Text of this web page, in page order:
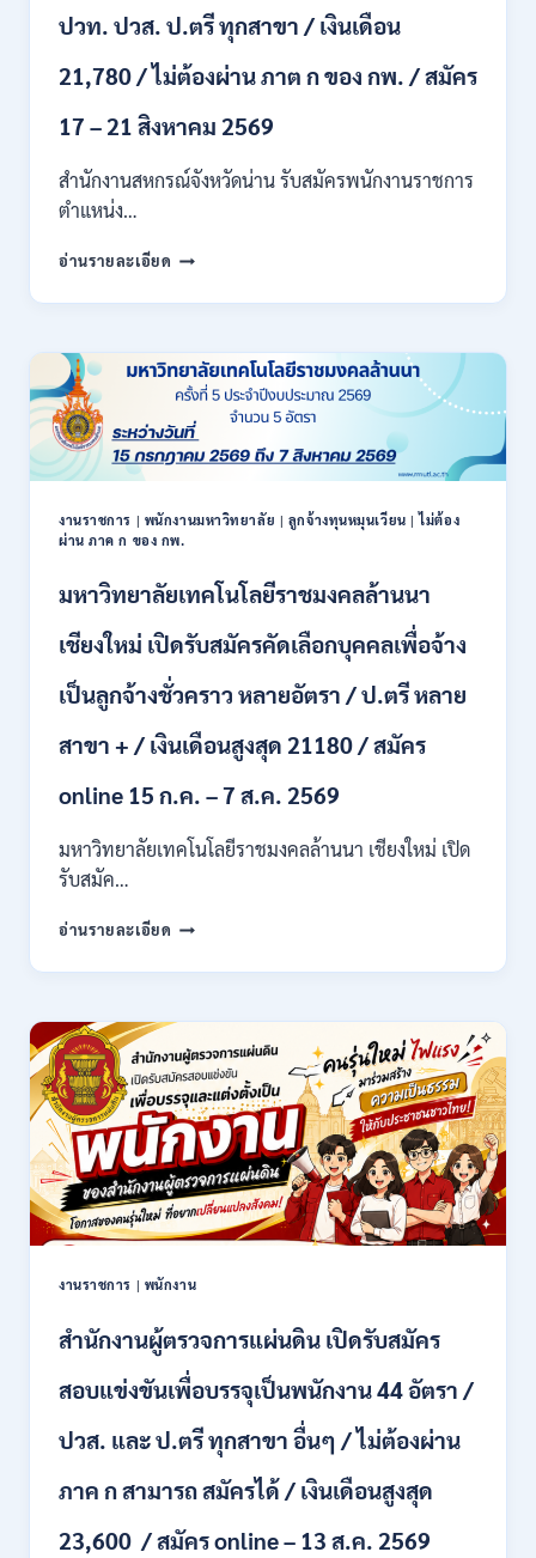
17700
–
71500
/
ต้อง
ภาค
กพ.
สมัคร
17
–
28
สิงหาคม
2569
ปวท. ปวส. ป.ตรี ทุกสาขา / เงินเดือน
21,780 / ไม่ต้องผ่าน ภาต ก ของ กพ. / สมัคร
17 – 21 สิงหาคม 2569
สำนักงานสหกรณ์จังหวัดน่าน รับสมัครพนักงานราชการ
ตำแหน่ง…
อ่านรายละเอียด สำนักงาน
จังหวัด
กรม
ส่ง
เสริม
สหกรณ์
เปิด
รับ
พนักงาน
ราชการ
ปวท.
ป.ตรี
สาขา
/
เงิน
เดือน
/
ต้อง
ก
กพ.
สมัคร
17
–
21
สิงหาคม
2569
งานราชการ | พนักงานมหาวิทยาลัย | ลูกจ้างทุนหมุนเวียน |ไม่ต้อง
ผ่าน ภาค ก ของ กพ.
มหาวิทยาลัยเทคโนโลยีราชมงคลล้านนา
เชียงใหม่ เปิดรับสมัครคัดเลือกบุคคลเพื่อจ้าง
เป็นลูกจ้างชั่วคราว หลายอัตรา / ป.ตรี หลาย
สาขา + / เงินเดือนสูงสุด 21180 / สมัคร
online 15 ก.ค. – 7 ส.ค. 2569
มหาวิทยาลัยเทคโนโลยีราชมงคลล้านนา เชียงใหม่ เปิด
รับสมัค…
อ่านรายละเอียด มหาวิทยาลัย
ราช
ล้าน
เชียงใหม่
เปิด
รับ
สมัคร
คัด
เลือก
บุคคล
เพื่อ
เป็น
หลาย
อัตรา
/
ป.ตรี
หลาย
+
เงิน
งานราชการ | พนักงาน
สำนักงานผู้ตรวจการแผ่นดิน เปิดรับสมัคร
สอบแข่งขันเพื่อบรรจุเป็นพนักงาน 44 อัตรา /
ปวส. และ ป.ตรี ทุกสาขา อื่นๆ / ไม่ต้องผ่าน
ภาค ก สามารถ สมัครได้ / เงินเดือนสูงสุด
23,600 / สมัคร online – 13 ส.ค. 2569